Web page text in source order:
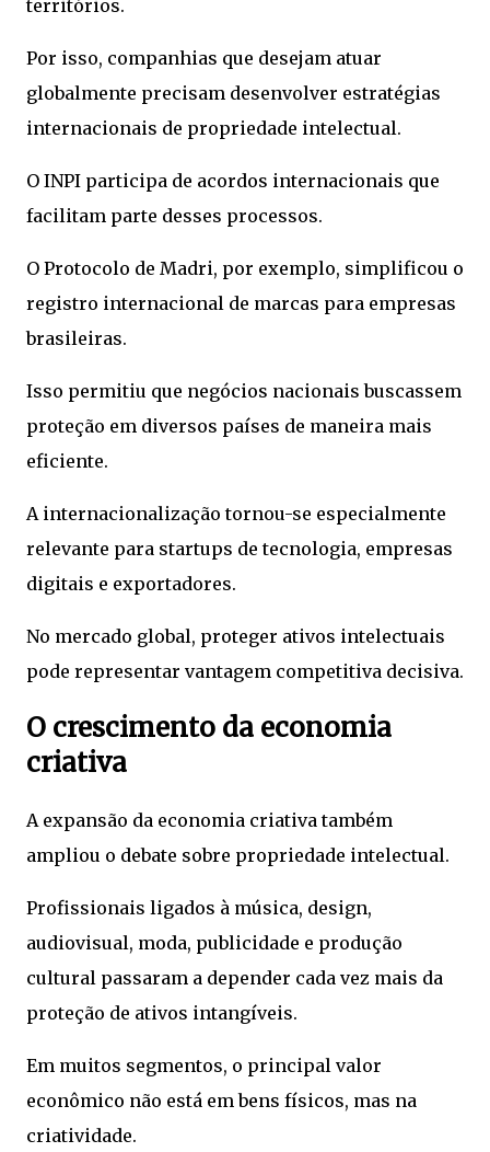
territórios.
Por isso, companhias que desejam atuar
globalmente precisam desenvolver estratégias
internacionais de propriedade intelectual.
O INPI participa de acordos internacionais que
facilitam parte desses processos.
O Protocolo de Madri, por exemplo, simplificou o
registro internacional de marcas para empresas
brasileiras.
Isso permitiu que negócios nacionais buscassem
proteção em diversos países de maneira mais
eficiente.
A internacionalização tornou-se especialmente
relevante para startups de tecnologia, empresas
digitais e exportadores.
No mercado global, proteger ativos intelectuais
pode representar vantagem competitiva decisiva.
O crescimento da economia
criativa
A expansão da economia criativa também
ampliou o debate sobre propriedade intelectual.
Profissionais ligados à música, design,
audiovisual, moda, publicidade e produção
cultural passaram a depender cada vez mais da
proteção de ativos intangíveis.
Em muitos segmentos, o principal valor
econômico não está em bens físicos, mas na
criatividade.